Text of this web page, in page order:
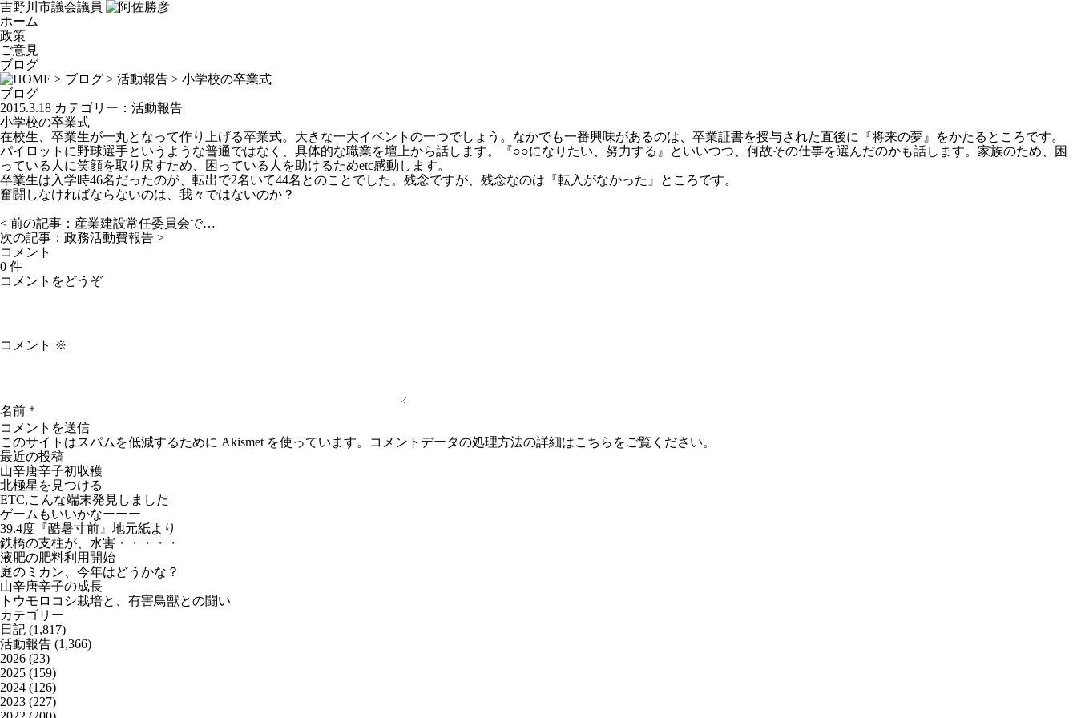
吉野川市議会議員
ホーム
政策
ご意見
ブログ
> ブログ > 活動報告 > 小学校の卒業式
ブログ
2015.3.18 カテゴリー： 活動報告
小学校の卒業式
在校生、卒業生が一丸となって作り上げる卒業式。大きな一大イベントの一つでしょう。なかでも一番興味があるのは、卒業証書を授与された直後に『将来の夢』をかたるところです。
パイロットに野球選手というような普通ではなく、具体的な職業を壇上から話します。『○○になりたい、努力する』といいつつ、何故その仕事を選んだのかも話します。家族のため、困
っている人に笑顔を取り戻すため、困っている人を助けるためetc感動します。
卒業生は入学時46名だったのが、転出で2名いて44名とのことでした。残念ですが、残念なのは『転入がなかった』ところです。
奮闘しなければならないのは、我々ではないのか？
< 前の記事： 産業建設常任委員会で…
次の記事： 政務活動費報告 >
コメント
0 件
コメントをどうぞ
コメント ※
名前 *
このサイトはスパムを低減するために Akismet を使っています。 コメントデータの処理方法の詳細はこちらをご覧ください。
最近の投稿
山辛唐辛子初収穫
北極星を見つける
ETC,こんな端末発見しました
ゲームもいいかなーーー
39.4度『酷暑寸前』地元紙より
鉄橋の支柱が、水害・・・・・
液肥の肥料利用開始
庭のミカン、今年はどうかな？
山辛唐辛子の成長
トウモロコシ栽培と、有害鳥獣との闘い
カテゴリー
日記 (1,817)
活動報告 (1,366)
2026 (23)
2025 (159)
2024 (126)
2023 (227)